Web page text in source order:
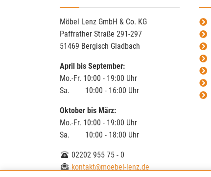
Möbel Lenz GmbH & Co. KG
Paffrather Straße 291-297
51469 Bergisch Gladbach
April bis September:
Mo.-Fr. 10:00 - 19:00 Uhr
Sa. 10:00 - 16:00 Uhr
Oktober bis März:
Mo.-Fr. 10:00 - 19:00 Uhr
Sa. 10:00 - 18:00 Uhr
02202 955 75 - 0
kontakt@moebel-lenz.de